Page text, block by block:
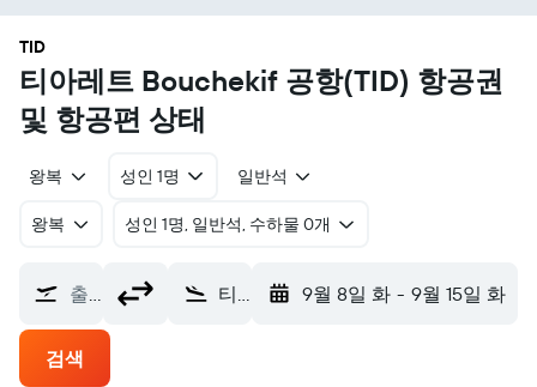
TID
티아레트 Bouchekif 공항(TID) 항공권
및 항공편 상태
왕복 성인 1명 일반석
왕복 ​성인 1명, 일반석, 수하물 0개
출발지 티아레트 Bouchekif (TID) 9월 8일 화 - 9월 15일 화
검색